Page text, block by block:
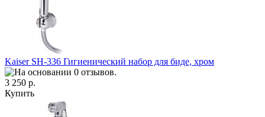
Kaiser SH-336 Гигиенический набор для биде, хром
3 250 р.
Купить